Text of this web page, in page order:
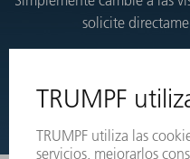
solicite
VISTAS